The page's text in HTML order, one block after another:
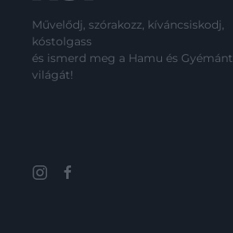
Művelődj, szórakozz, kíváncsiskodj,
kóstolgass
és ismerd meg a Hamu és Gyémánt
világát!